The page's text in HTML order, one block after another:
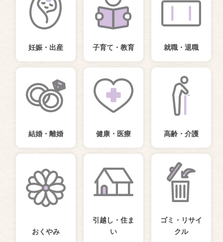
妊娠・出産 子育て・教育 就職・退職
結婚・離婚 健康・医療 高齢・介護
おくやみ
引越し・住ま
い
ゴミ・リサイ
クル